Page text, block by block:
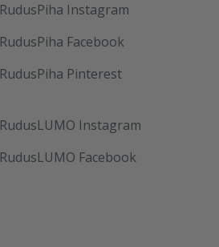
RudusPiha Instagram
RudusPiha Facebook
RudusPiha Pinterest
RudusLUMO Instagram
RudusLUMO Facebook